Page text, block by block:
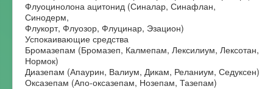
Флуоцинолона ацитонид (Синалар, Синафлан,
Синодерм,
Флукорт, Флуозор, Флуцинар, Эзацион)
Успокаивающие средства
Бромазепам (Бромазеп, Калмепам, Лексилиум, Лексотан,
Нормок)
Диазепам (Апаурин, Валиум, Дикам, Реланиум, Седуксен)
Оксазепам (Апо-оксазепам, Нозепам, Тазепам)